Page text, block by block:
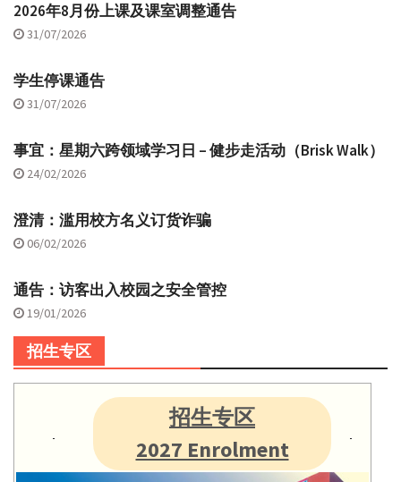
2026年8月份上课及课室调整通告
31/07/2026
学生停课通告
31/07/2026
事宜：星期六跨领域学习日 – 健步走活动（Brisk Walk）
24/02/2026
澄清：滥用校方名义订货诈骗
06/02/2026
通告：访客出入校园之安全管控
19/01/2026
招生专区
招生专区
2027 Enrolment